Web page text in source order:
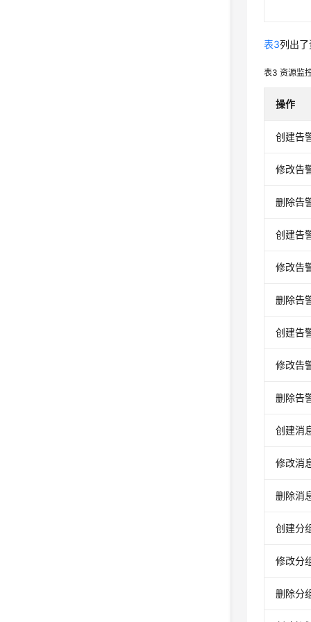
表3列出
表3资源监
操作
创建告
修改告
删除告
创建告
修改告
删除告
创建告
修改告
删除告
创建消
修改消
删除消
创建分
修改分
删除分